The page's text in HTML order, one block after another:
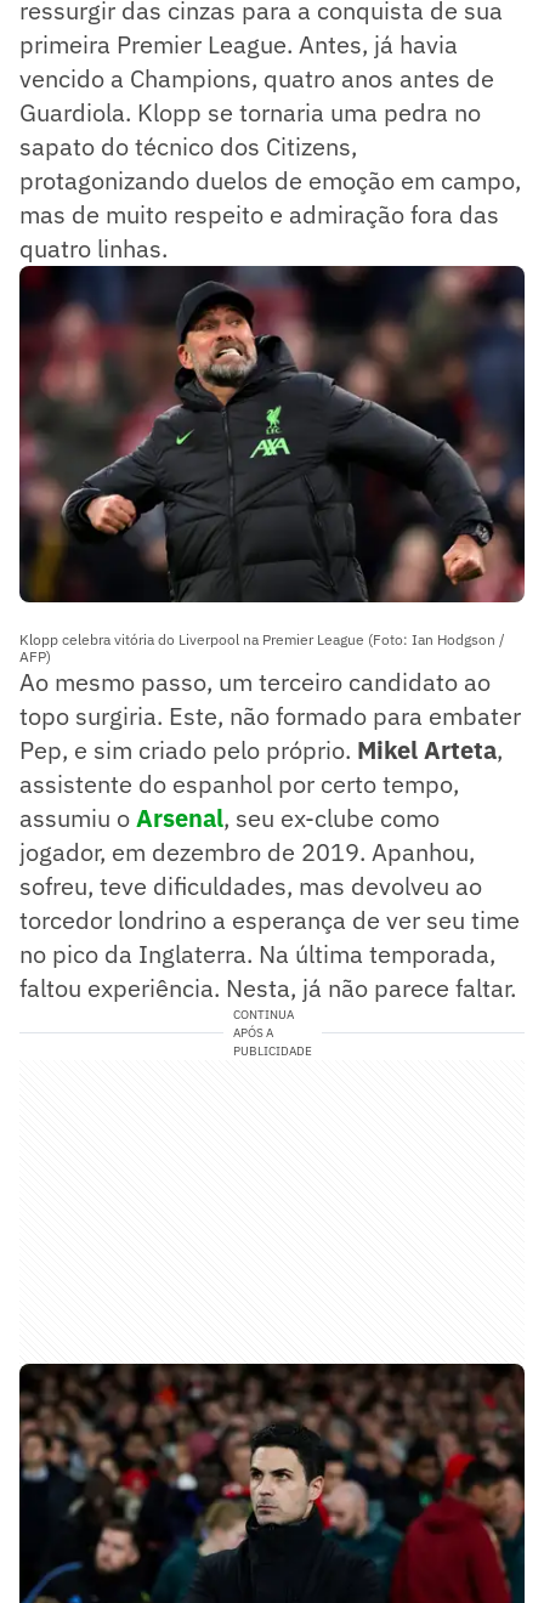
ressurgir das cinzas para a conquista de sua
primeira Premier League. Antes, já havia
vencido a Champions, quatro anos antes de
Guardiola. Klopp se tornaria uma pedra no
sapato do técnico dos Citizens,
protagonizando duelos de emoção em campo,
mas de muito respeito e admiração fora das
quatro linhas.
Klopp celebra vitória do Liverpool na Premier League (Foto: Ian Hodgson /
AFP)
Ao mesmo passo, um terceiro candidato ao
topo surgiria. Este, não formado para embater
Pep, e sim criado pelo próprio. Mikel Arteta,
assistente do espanhol por certo tempo,
assumiu oArsenal, seu ex-clube como
jogador, em dezembro de 2019. Apanhou,
sofreu, teve dificuldades, mas devolveu ao
torcedor londrino a esperança de ver seu time
no pico da Inglaterra. Na última temporada,
faltou experiência. Nesta, já não parece faltar.
CONTINUA
APÓS A
PUBLICIDADE